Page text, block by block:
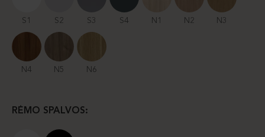
S1 S2 S3 S4 N1 N2 N3
N4 N5 N6
RĖMO SPALVOS: